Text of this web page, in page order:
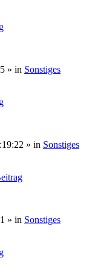
» in Sonstiges
» in Sonstiges
» in Sonstiges